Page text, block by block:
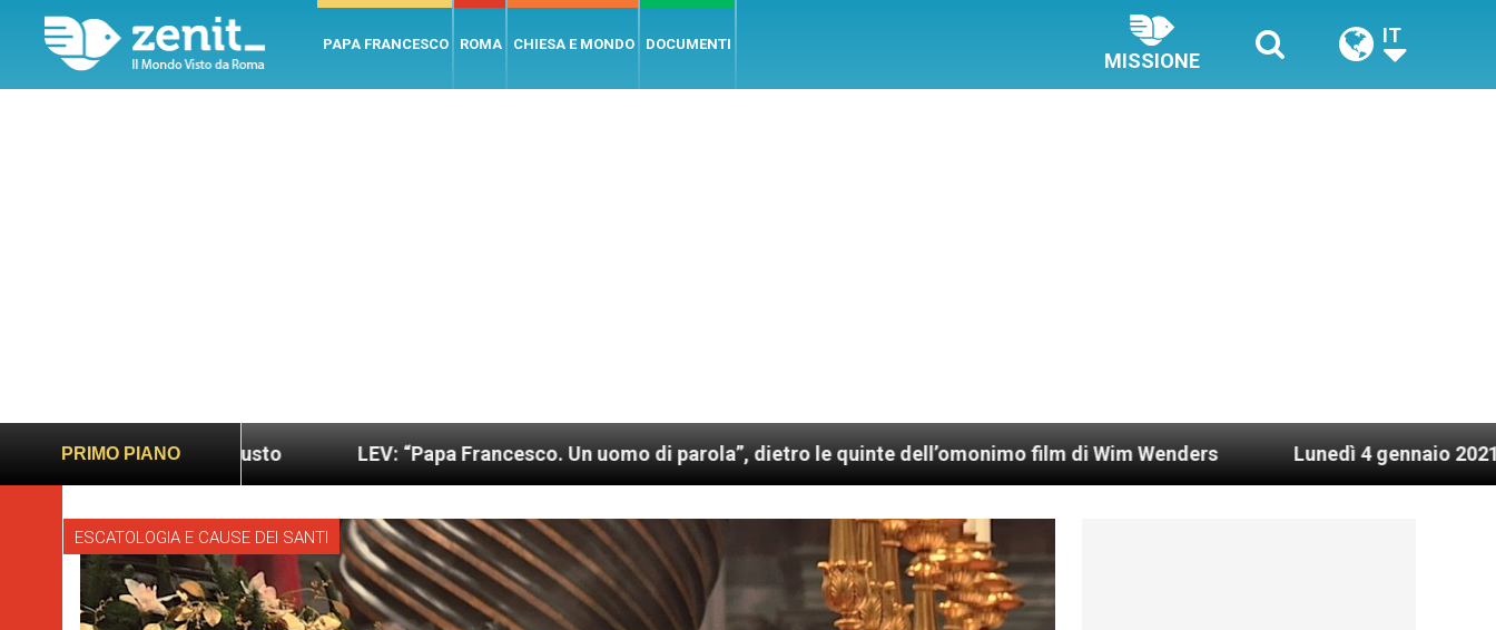
PAPA FRANCESCO ROMA CHIESA E MONDO DOCUMENTI
MISSIONE
IT
PRIMO PIANO
e giusto LEV: “Papa Francesco. Un uomo di parola”, dietro le quinte dell’omonimo film di Wim Wenders Lunedì 4 gennaio 2021: Possesso
ESCATOLOGIA E CAUSE DEI SANTI